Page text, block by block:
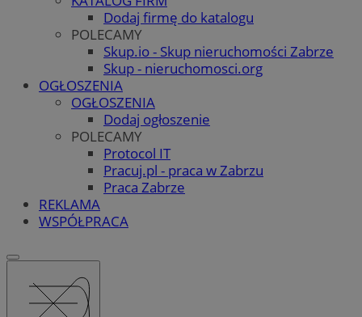
Dodaj firmę do katalogu
POLECAMY
Skup.io - Skup nieruchomości Zabrze
Skup - nieruchomosci.org
OGŁOSZENIA
OGŁOSZENIA
Dodaj ogłoszenie
POLECAMY
Protocol IT
Pracuj.pl - praca w Zabrzu
Praca Zabrze
REKLAMA
WSPÓŁPRACA